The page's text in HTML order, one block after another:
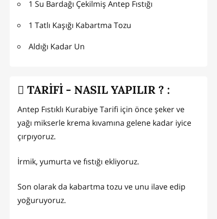
1 Su Bardağı Çekilmiş Antep Fıstığı
1 Tatlı Kaşığı Kabartma Tozu
Aldığı Kadar Un
TARİFİ - NASIL YAPILIR ? :
Antep Fıstıklı Kurabiye Tarifi için önce şeker ve
yağı mikserle krema kıvamına gelene kadar iyice
çırpıyoruz.
İrmik, yumurta ve fıstığı ekliyoruz.
Son olarak da kabartma tozu ve unu ilave edip
yoğuruyoruz.